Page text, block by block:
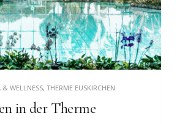
& WELLNESS, THERME EUSKIRCHEN
in der Therme